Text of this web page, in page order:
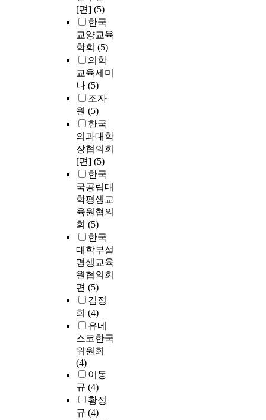
[편] (5)
한국
교양교육
학회 (5)
의학
교육세미
나 (5)
조자
원 (5)
한국
의과대학
장협의회
[편] (5)
한국
국공립대
학평생교
육원협의
회 (5)
한국
대학부설
평생교육
원협의회
편 (5)
김정
희 (4)
유네
스코한국
위원회
(4)
이동
규 (4)
황정
규 (4)